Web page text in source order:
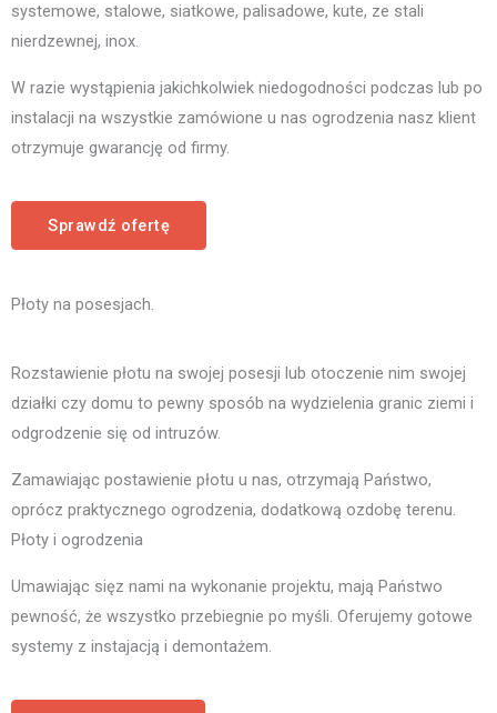
systemowe, stalowe, siatkowe, palisadowe, kute, ze stali
nierdzewnej, inox.
W razie wystąpienia jakichkolwiek niedogodności podczas lub po
instalacji na wszystkie zamówione u nas ogrodzenia nasz klient
otrzymuje gwarancję od firmy.
Sprawdź ofertę
Płoty na posesjach.
Rozstawienie płotu na swojej posesji lub otoczenie nim swojej
działki czy domu to pewny sposób na wydzielenia granic ziemi i
odgrodzenie się od intruzów.
Zamawiając postawienie płotu u nas, otrzymają Państwo,
oprócz praktycznego ogrodzenia, dodatkową ozdobę terenu.
Płoty i ogrodzenia
Umawiając sięz nami na wykonanie projektu, mają Państwo
pewność, że wszystko przebiegnie po myśli. Oferujemy gotowe
systemy z instajacją i demontażem.